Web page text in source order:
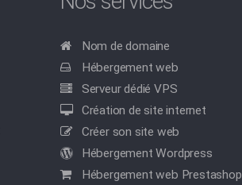
Nom de domaine
Hébergement web
Serveur dédié VPS
Création de site internet
Créer son site web
Hébergement Wordpress
Hébergement web Prestashop